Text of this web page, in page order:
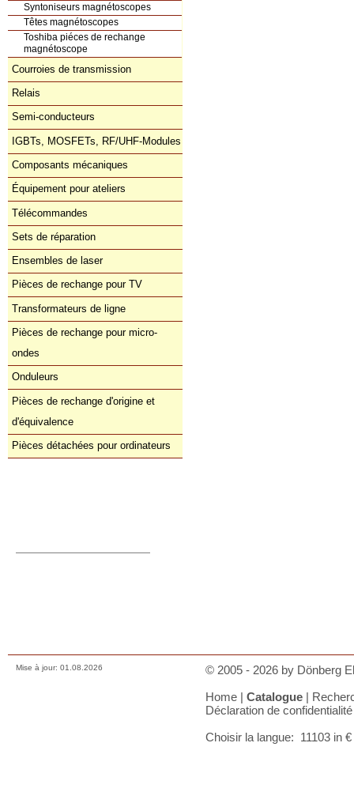
Syntoniseurs magnétoscopes
Têtes magnétoscopes
Toshiba piéces de rechange
magnétoscope
Courroies de transmission
Relais
Semi-conducteurs
IGBTs, MOSFETs, RF/UHF-Modules
Composants mécaniques
Équipement pour ateliers
Télécommandes
Sets de réparation
Ensembles de laser
Pièces de rechange pour TV
Transformateurs de ligne
Pièces de rechange pour micro-
ondes
Onduleurs
Pièces de rechange d'origine et
d'équivalence
Pièces détachées pour ordinateurs
Mise à jour: 01.08.2026
© 2005 - 2026 by Dönberg
Home | Catalogue |
Déclaration de confidentialité
Choisir la langue: 11103 in €